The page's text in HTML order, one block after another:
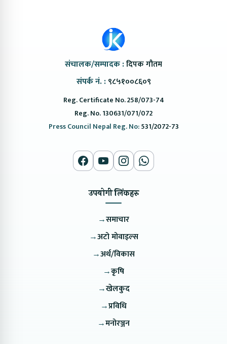
संचालक/सम्पादक :दिपक गौतम
संपर्क नं. : ९८५१००८६०९
Reg. Certificate No. 258/073-74
Reg. No. 130631/071/072
Press Council Nepal Reg. No:531/2072-73
उपयोगी लिंकहरु
→समाचार
→अटो मोवाइल्स
→अर्थ/विकास
→कृषि
→खेलकुद
→प्रविधि
→मनोरञ्जन